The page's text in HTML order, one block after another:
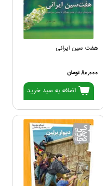
هفت سین ایرانی
80,000 تومان
اضافه به سبد خرید